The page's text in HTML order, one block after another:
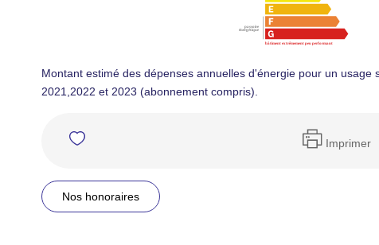
Montant estimé des dépenses annuelles d'énergie pour un
2021,2022 et 2023 (abonnement compris).
Imprimer
Nos honoraires